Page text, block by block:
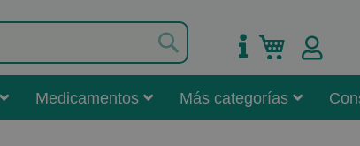
Mi carrito
Medicamentos Más categorías